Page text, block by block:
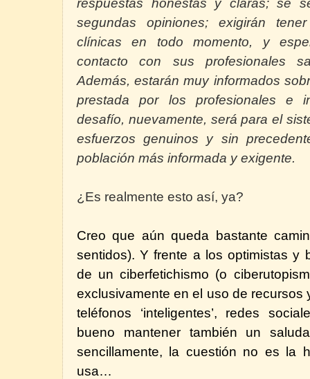
respuestas honestas y claras; se
segundas opiniones; exigirán
clínicas en todo momento, y
contacto con sus profesionales
Además, estarán muy informados
prestada por los profesionales e
desafío, nuevamente, será para el
esfuerzos genuinos y sin
población más informada y exigente.
¿Es realmente esto así, ya?
Creo que aún queda bastante
sentidos). Y frente a los optimistas y
de un ciberfetichismo (o
exclusivamente en el uso de recursos
teléfonos ‘inteligentes’, redes
bueno mantener también un
sencillamente, la cuestión no es la
usa…